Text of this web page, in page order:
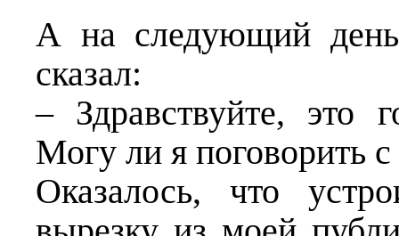
А на следующий день
сказал:
– Здравствуйте, это
Могу ли я поговорить
Оказалось, что